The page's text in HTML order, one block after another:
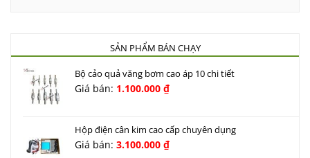
SẢN PHẨM BÁN CHẠY
Bộ cảo quả văng bơm cao áp 10 chi tiết
Giá bán: 1.100.000₫
Hộp điện cân kim cao cấp chuyên dụng
Giá bán: 3.100.000₫